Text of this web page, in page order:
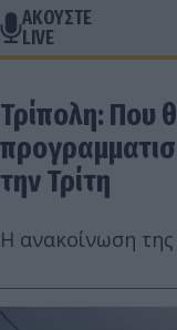
ΑΚΟΥΣΤΕ
LIVE
Τρίπολη: Που
την Τρίτη
Η ανακοίνωση